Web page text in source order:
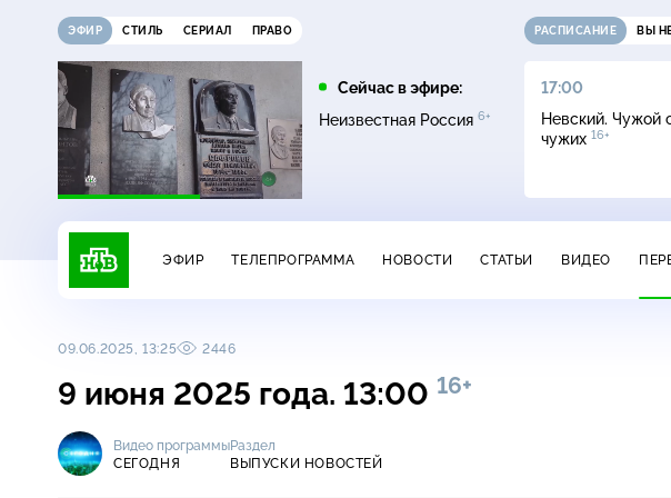
ЭФИР СТИЛЬ СЕРИАЛ ПРАВО
Сейчас в эфире:
Неизвестная Россия 6+
РАСПИСАНИЕ ВЫ
13:45
Невский. Проверка на
прочность16+
16:00
Сегодня
17:00
Невский. Чужой
чужих 16+
ЭФИР ТЕЛЕПРОГРАММА НОВОСТИ СТАТЬИ ВИДЕО
09.06.2025, 13:25 2446
9 июня 2025 года. 13:00 16+
Видео программы
СЕГОДНЯ
Раздел
ВЫПУСКИ НОВОСТЕЙ